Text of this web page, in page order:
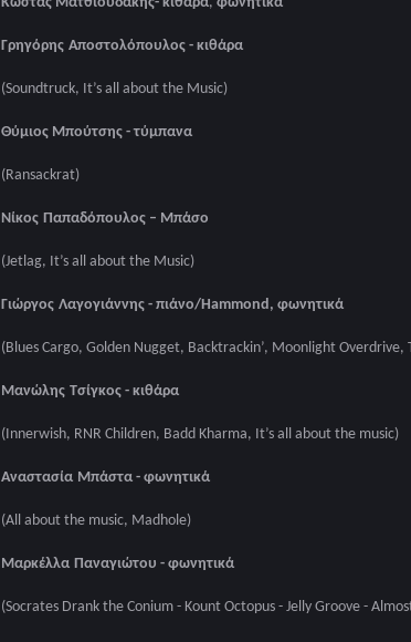
Γρηγόρης Αποστολόπουλος- κιθάρα
(Soundtruck, It’s all about the Music)
Θύμιος Μπούτσης - τύμπανα
(Ransackrat)
Νίκος Παπαδόπουλος– Μπάσο
(Jetlag, It’s all about the Music)
Γιώργος Λαγογιάννης- πιάνο/Hammond, φωνητικά
(Blues Cargo, Golden Nugget, Backtrackin’, Moonlight Overdrive,
Μανώλης Τσίγκος- κιθάρα
(Innerwish, RNR Children, Badd Kharma, It’s all about the music)
Αναστασία Μπάστα- φωνητικά
(All about the music, Madhole)
Μαρκέλλα Παναγιώτου - φωνητικά
(Socrates Drank the Conium - Kount Octopus - Jelly Groove -